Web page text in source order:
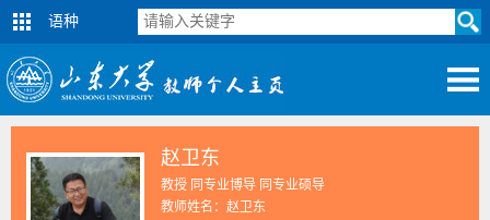
语种
赵卫东
教授 同专业博导 同专业硕导
教师姓名：赵卫东